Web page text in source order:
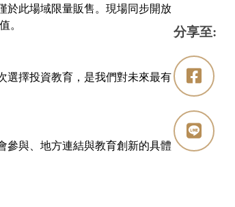
此場域限量販售。現場同步開放
。
擇投資教育，是我們對未來最有
與、地方連結與教育創新的具體
分享至: